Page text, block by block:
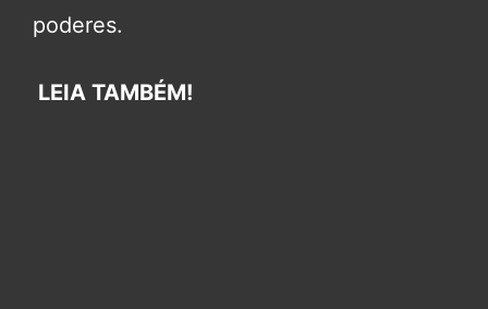
poderes.
LEIA TAMBÉM!